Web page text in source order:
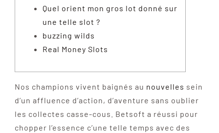
Quel orient mon gros lot donné sur
une telle slot ?
buzzing wilds
Real Money Slots
Nos champions vivent baignés au nouvelles sein
d’un affluence d’action, d’aventure sans oublier
les collectes casse-cous. Betsoft a réussi pour
chopper l’essence c’une telle temps avec des